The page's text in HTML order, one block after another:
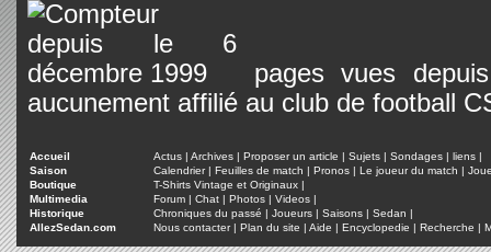
pages vues
aucunement affilié au club de football
Accueil Actus | Archives | Proposer un article | Sujets | Sondages | liens |
Saison
Calendrier| Feuilles de match | Pronos | Le joueur du match |
Boutique
T-Shirts Vintage et Originaux |
Multimedia
Forum | Chat | Photos | Videos |
Historique
Chroniques du passé | Joueurs | Saisons | Sedan |
AllezSedan.com
Nous contacter| Plan du site | Aide | Encyclopedie | Recherche |